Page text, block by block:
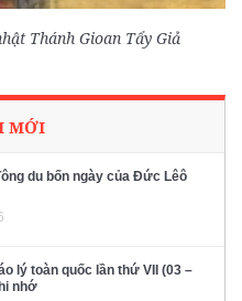
Thánh Gioan Tẩy Giả
MỚI
du bốn ngày của Đức Lêô
lý toàn quốc lần thứ VII (03 –
nhớ